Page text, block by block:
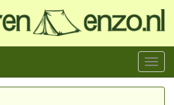
Menu